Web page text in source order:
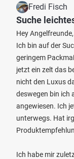
Fredi Fisch
Suche
Hey Angelfreunde,
Ich bin auf der
geringem
jetzt ein zelt das
nicht den Luxus
deswegen bin ich
angewiesen. Ich
unterwegs. Hat
Ich habe mir